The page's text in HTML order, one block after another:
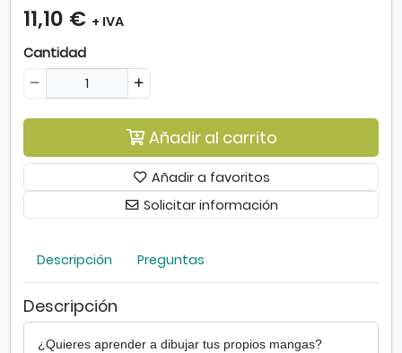
m
d
b
u
n
11,10 € + IVA
Cantidad
Añadir al carrito
Añadir a favoritos
Solicitar información
Descripción Preguntas
Descripción
¿Quieres aprender a dibujar tus propios mangas?